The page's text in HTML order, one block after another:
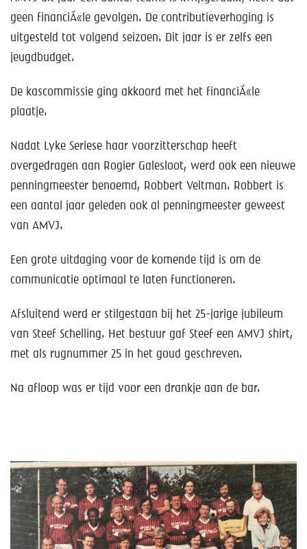
geen financiÃ«le gevolgen. De contributieverhoging is
uitgesteld tot volgend seizoen. Dit jaar is er zelfs een
jeugdbudget.
De kascommissie ging akkoord met het financiÃ«le
plaatje.
Nadat Lyke Seriese haar voorzitterschap heeft
overgedragen aan Rogier Galesloot, werd ook een nieuwe
penningmeester benoemd, Robbert Veltman. Robbert is
een aantal jaar geleden ook al penningmeester geweest
van AMVJ.
Een grote uitdaging voor de komende tijd is om de
communicatie optimaal te laten functioneren.
Afsluitend werd er stilgestaan bij het 25-jarige jubileum
van Steef Schelling. Het bestuur gaf Steef een AMVJ shirt,
met als rugnummer 25 in het goud geschreven.
Na afloop was er tijd voor een drankje aan de bar.